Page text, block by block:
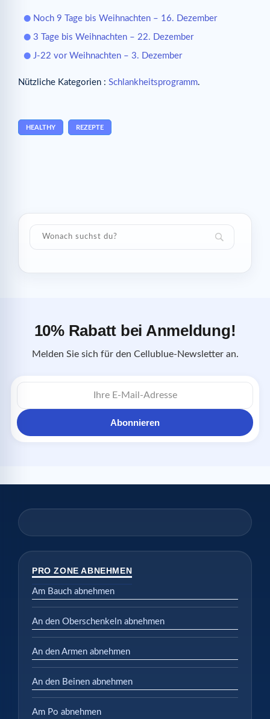
Noch 9 Tage bis Weihnachten – 16. Dezember
3 Tage bis Weihnachten – 22. Dezember
J-22 vor Weihnachten – 3. Dezember
Nützliche Kategorien : Schlankheitsprogramm.
HEALTHY REZEPTE
10% Rabatt bei Anmeldung!
Melden Sie sich für den Cellublue-Newsletter an.
E-
Mail-
Abonnieren
PRO ZONE ABNEHMEN
Am Bauch abnehmen
An den Oberschenkeln abnehmen
An den Armen abnehmen
An den Beinen abnehmen
Am Po abnehmen